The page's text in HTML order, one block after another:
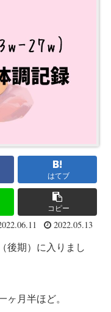
はてブ
コピー
2022.05.13
後期）に入りまし
ヶ月半ほど。